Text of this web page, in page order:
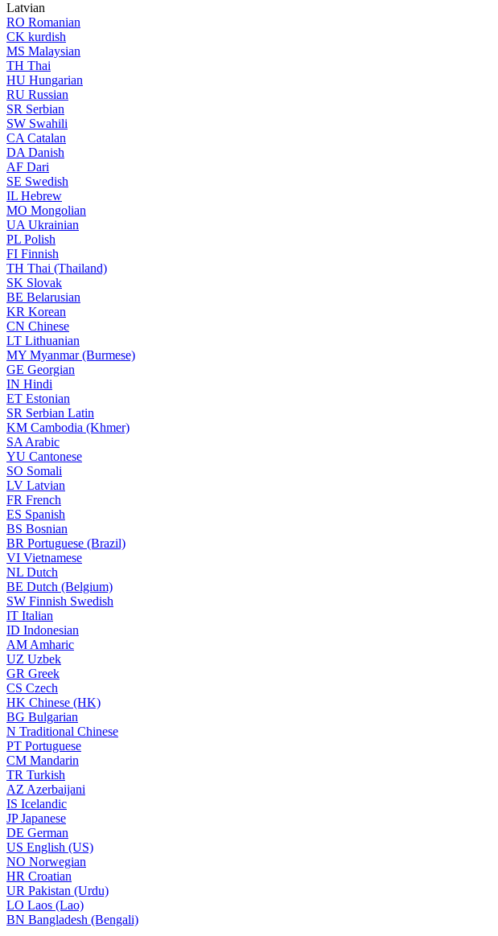
Latvian
RO Romanian
CK kurdish
MS Malaysian
TH Thai
HU Hungarian
RU Russian
SR Serbian
SW Swahili
CA Catalan
DA Danish
AF Dari
SE Swedish
IL Hebrew
MO Mongolian
UA Ukrainian
PL Polish
FI Finnish
TH Thai (Thailand)
SK Slovak
BE Belarusian
KR Korean
CN Chinese
LT Lithuanian
MY Myanmar (Burmese)
GE Georgian
IN Hindi
ET Estonian
SR Serbian Latin
KM Cambodia (Khmer)
SA Arabic
YU Cantonese
SO Somali
LV Latvian
FR French
ES Spanish
BS Bosnian
BR Portuguese (Brazil)
VI Vietnamese
NL Dutch
BE Dutch (Belgium)
SW Finnish Swedish
IT Italian
ID Indonesian
AM Amharic
UZ Uzbek
GR Greek
CS Czech
HK Chinese (HK)
BG Bulgarian
N Traditional Chinese
PT Portuguese
CM Mandarin
TR Turkish
AZ Azerbaijani
IS Icelandic
JPJapanese
DE German
US English (US)
NO Norwegian
HR Croatian
UR Pakistan (Urdu)
LO Laos (Lao)
BN Bangladesh (Bengali)